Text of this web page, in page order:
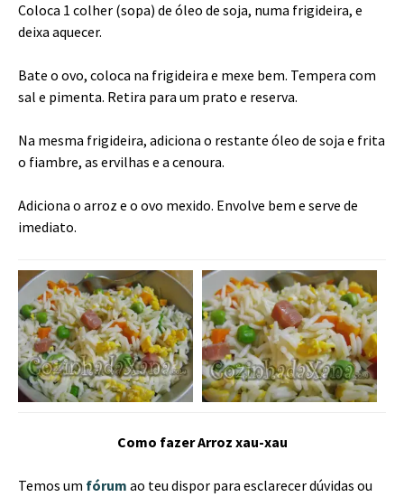
Coloca 1 colher (sopa) de óleo de soja, numa frigideira, e
deixa aquecer.
Bate o ovo, coloca na frigideira e mexe bem. Tempera com
sal e pimenta. Retira para um prato e reserva.
Na mesma frigideira, adiciona o restante óleo de soja e frita
o fiambre, as ervilhas e a cenoura.
Adiciona o arroz e o ovo mexido. Envolve bem e serve de
imediato.
Como fazer Arroz xau-xau
Temos um fórum ao teu dispor para esclarecer dúvidas ou